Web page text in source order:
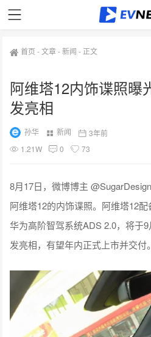
首页 -文章-新闻 - 正文
阿维塔12内饰谍照曝
发亮相
孙华 新闻
3年前
1.21W
0 73
8月17日，微博博主
阿维塔12的内饰谍照。阿维塔12
华为高阶智驾系统ADS 2.0，将于
发亮相，有望年内正式上市并交付。